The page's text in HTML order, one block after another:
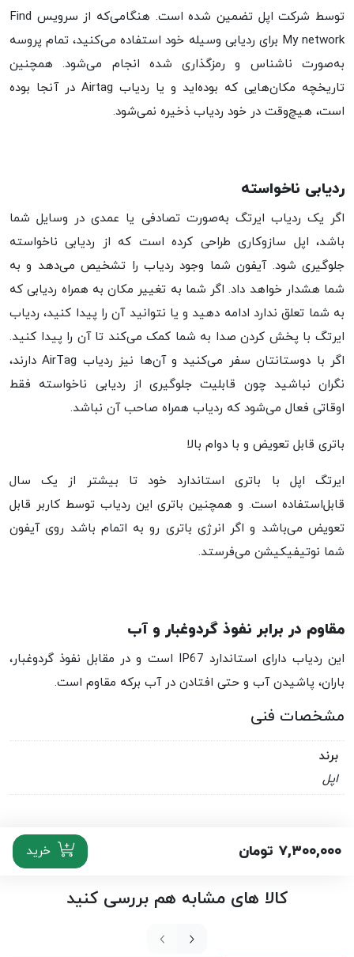
توسط شرکت اپل تضمین شده است. هنگامی‌که از سرویس Find
My network برای ردیابی وسیله خود استفاده می‌کنید، تمام پروسه
به‌صورت ناشناس و رمزگذاری شده انجام می‌شود. همچنین
تاریخچه مکان‌هایی که بوده‌اید و یا ردیاب Airtag در آنجا بوده
است، هیچ‌وقت در خود ردیاب ذخیره نمی‌شود.
ردیابی ناخواسته
اگر یک ردیاب ایرتگ به‌صورت تصادفی یا عمدی در وسایل شما
باشد، اپل سازوکاری طراحی کرده است که از ردیابی ناخواسته
جلوگیری شود. آیفون شما وجود ردیاب را تشخیص می‌دهد و به
شما هشدار خواهد داد. اگر شما به تغییر مکان به همراه ردیابی که
به شما تعلق ندارد ادامه دهید و یا نتوانید آن را پیدا کنید، ردیاب
ایرتگ با پخش کردن صدا به شما کمک می‌کند تا آن را پیدا کنید.
اگر با دوستانتان سفر می‌کنید و آن‌ها نیز ردیاب AirTag دارند،
نگران نباشید چون قابلیت جلوگیری از ردیابی ناخواسته فقط
اوقاتی فعال می‌شود که ردیاب همراه صاحب آن نباشد.
باتری قابل تعویض و با دوام بالا
ایرتگ اپل با باتری استاندارد خود تا بیشتر از یک سال
قابل‌استفاده است. و همچنین باتری این ردیاب توسط کاربر قابل
تعویض می‌باشد و اگر انرژی باتری رو به اتمام باشد روی آیفون
شما نوتیفیکیشن می‌فرستد.
مقاوم در برابر نفوذ گردوغبار و آب
این ردیاب دارای استاندارد IP67 است و در مقابل نفوذ گردوغبار،
باران، پاشیدن آب و حتی افتادن در آب برکه مقاوم است.
مشخصات فنی
برند
اپل
۷,۳۰۰,۰۰۰ تومان خرید
کالا های مشابه هم بررسی کنید